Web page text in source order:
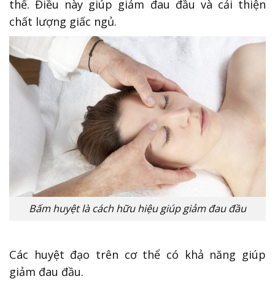
thể. Điều này giúp giảm đau đầu và cải thiện
chất lượng giấc ngủ.
Bấm huyệt là cách hữu hiệu giúp giảm đau đầu
Các huyệt đạo trên cơ thể có khả năng giúp
giảm đau đầu.